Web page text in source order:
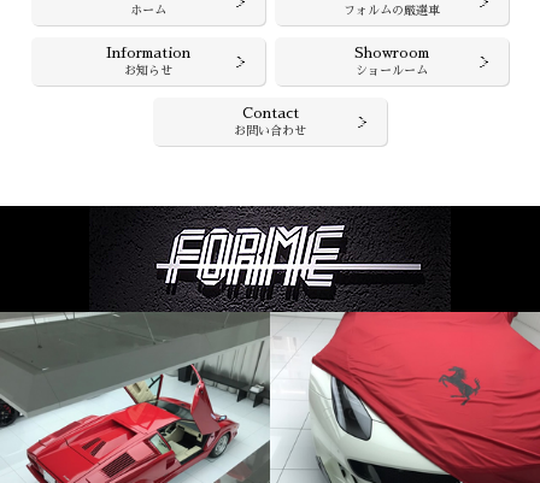
ホーム フォルムの厳選車
Information
お知らせ
Showroom
ショールーム
Contact
お問い合わせ